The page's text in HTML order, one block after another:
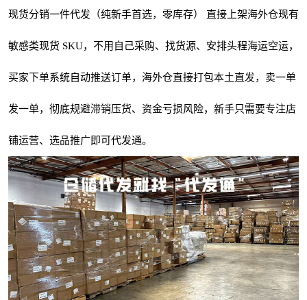
现货分销一件代发（纯新手首选，零库存） 直接上架海外仓现有
敏感类现货 SKU，不用自己采购、找货源、安排头程海运空运，
买家下单系统自动推送订单，海外仓直接打包本土直发，卖一单
发一单，彻底规避滞销压货、资金亏损风险，新手只需要专注店
铺运营、选品推广即可代发通。